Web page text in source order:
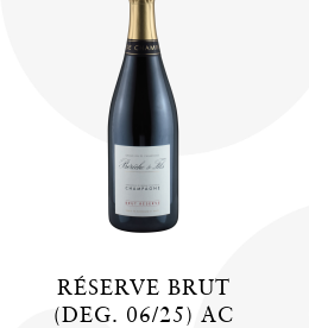
RÉSERVE BRUT
(DEG. 06/25) AC